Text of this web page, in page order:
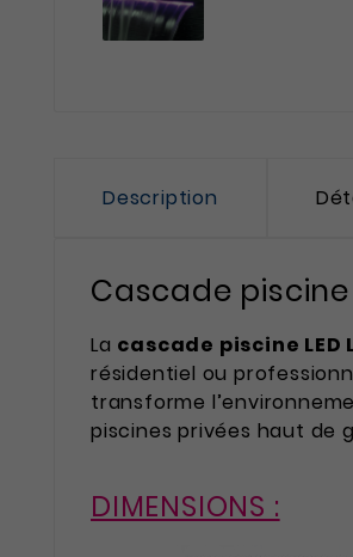
Description
Cascade piscine
La cascade piscine LED
résidentiel ou
transforme
piscines privées haut de
DIMENSIONS :